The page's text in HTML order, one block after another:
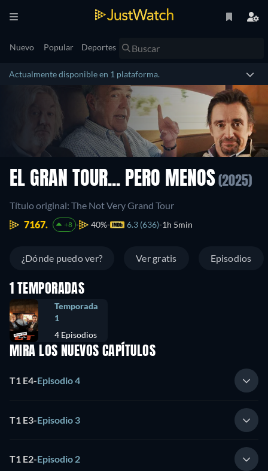
Nuevo Popular Deportes
Actualmente disponible en 1 plataforma.
EL GRAN TOUR... PERO MENOS (2025)
Título original: The Not Very Grand Tour
7167.
+8 40% 6.3 (636) 1h 5min
¿Dónde puedo ver? Ver gratis Episodios
1 TEMPORADAS
Temporada
1
4 Episodios
MIRA LOS NUEVOS CAPÍTULOS
T1 E4-Episodio 4
T1 E3-Episodio 3
T1 E2-Episodio 2